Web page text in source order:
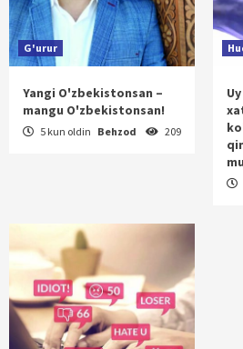
G'urur
Yangi O'zbekistonsan –
mangu O'zbekistonsan!
5 kun oldin Behzod 209